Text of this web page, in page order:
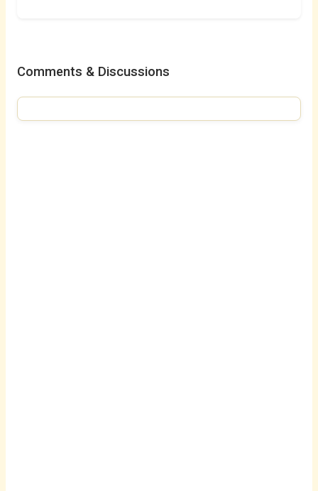
Comments & Discussions